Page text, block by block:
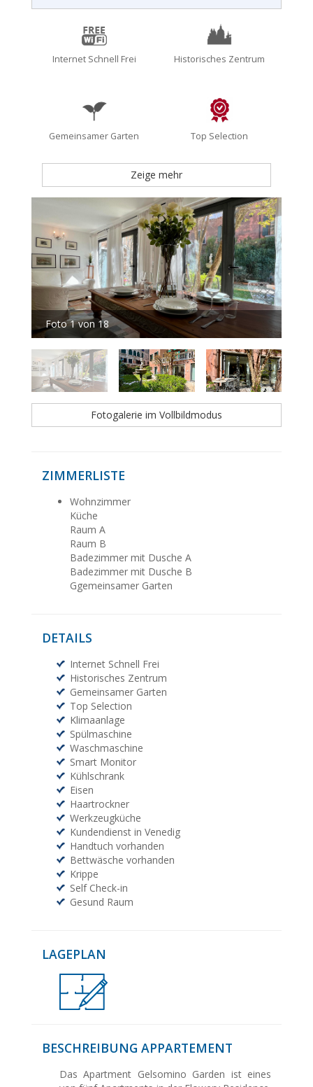
Internet Schnell Frei Historisches Zentrum
Gemeinsamer Garten Top Selection
Zeige mehr
Foto 1 von 18
Fotogalerie im Vollbildmodus
ZIMMERLISTE
Wohnzimmer
Küche
Raum A
Raum B
Badezimmer mit Dusche A
Badezimmer mit Dusche B
Ggemeinsamer Garten
DETAILS
Internet Schnell Frei
Historisches Zentrum
Gemeinsamer Garten
Top Selection
Klimaanlage
Spülmaschine
Waschmaschine
Smart Monitor
Kühlschrank
Eisen
Haartrockner
Werkzeugküche
Kundendienst in Venedig
Handtuch vorhanden
Bettwäsche vorhanden
Krippe
Self Check-in
Gesund Raum
LAGEPLAN
BESCHREIBUNG APPARTEMENT
Das Apartment Gelsomino Garden ist eines